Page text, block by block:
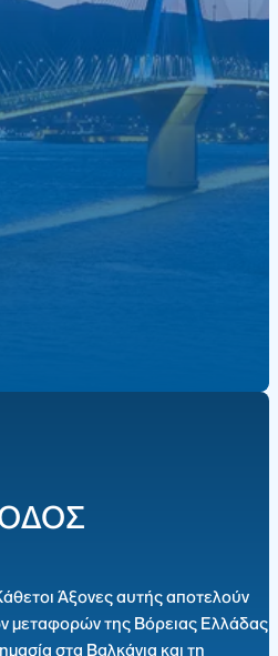
Άξονες αυτής αποτελούν
μεταφορών της Βόρειας Ελλάδας
στα Βαλκάνια και τη